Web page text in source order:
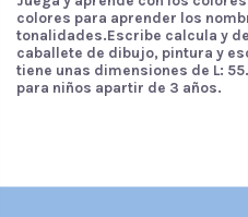
colores para aprender los
tonalidades.Escribe calcula y
caballete de dibujo, pintura y
tiene unas dimensiones de L:
para niños apartir de 3 años.